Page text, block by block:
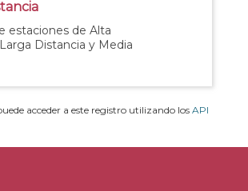
estaciones de Alta
Distancia y Media
acceder a este registro utilizando los API